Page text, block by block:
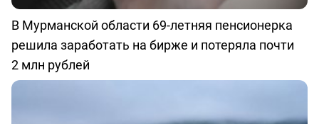
В Мурманской области 69-летняя пенсионерка
решила заработать на бирже и потеряла почти
2 млн рублей